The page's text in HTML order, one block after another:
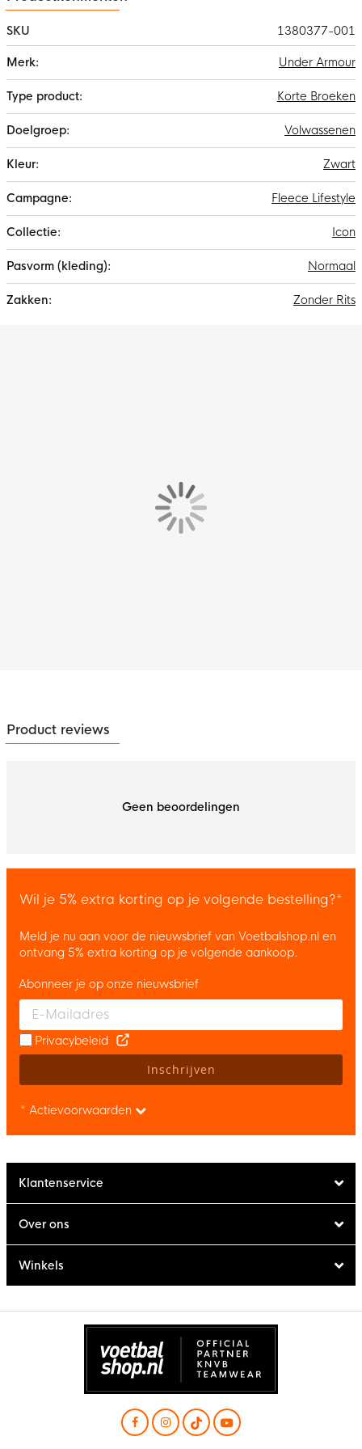
SKU
1380377-001
informatie
Under Armour
Korte Broeken
Volwassenen
Zwart
Fleece Lifestyle
Icon
Normaal
Zonder Rits
Product reviews
Geen beoordelingen
Wil je 5% extra korting op je volgende bestelling?*
Meld je nu aan voor de nieuwsbrief van Voetbalshop.nl en
ontvang 5% extra korting op je volgende aankoop.
Enter your email and accept the privacy policy to subscribe to
Abonneer je op onze nieuwsbrief
Privacybeleid
Inschrijven
* Actievoorwaarden
Klantenservice
Over ons
Winkels